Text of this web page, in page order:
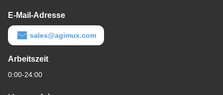
E-Mail-Adresse
sales@agimux.com
Arbeitszeit
0:00-24:00